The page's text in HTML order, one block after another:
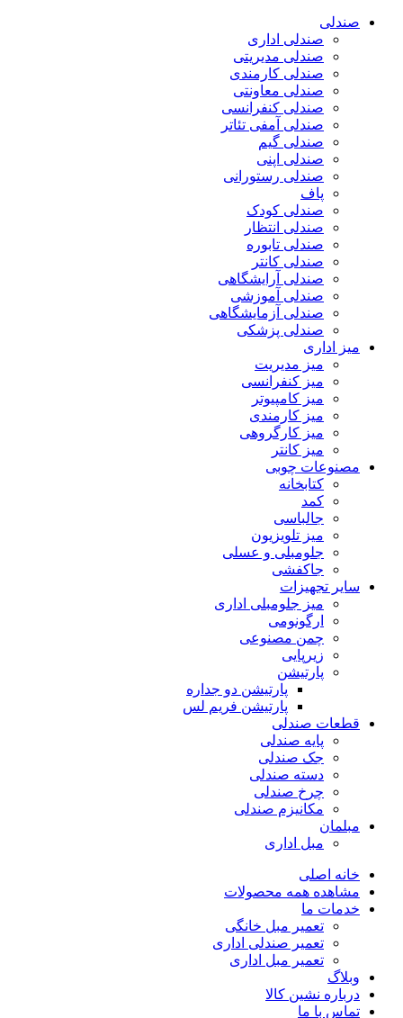
صندلی
صندلی اداری
صندلی مدیریتی
صندلی کارمندی
صندلی معاونتی
صندلی کنفرانسی
صندلی آمفی تئاتر
صندلی گیم
صندلی اپنی
صندلی رستورانی
پاف
صندلی کودک
صندلی انتظار
صندلی تابوره
صندلی کانتر
صندلی آرایشگاهی
صندلی آموزشی
صندلی آزمایشگاهی
صندلی پزشکی
میز اداری
میز مدیریت
میز کنفرانسی
میز کامپیوتر
میز کارمندی
میز کارگروهی
میز کانتر
مصنوعات چوبی
کتابخانه
کمد
جالباسی
میز تلویزیون
جلومبلی و عسلی
جاکفشی
سایر تجهیزات
میز جلومبلی اداری
ارگونومی
چمن مصنوعی
زیرپایی
پارتیشن
پارتیشن دو جداره
پارتیشن فریم لس
قطعات صندلی
پایه صندلی
جک صندلی
دسته صندلی
چرخ صندلی
مکانیزم صندلی
مبلمان
مبل اداری
خانه اصلی
مشاهده همه محصولات
خدمات ما
تعمیر مبل خانگی
تعمیر صندلی اداری
تعمیر مبل اداری
وبلاگ
درباره نشین کالا
تماس با ما